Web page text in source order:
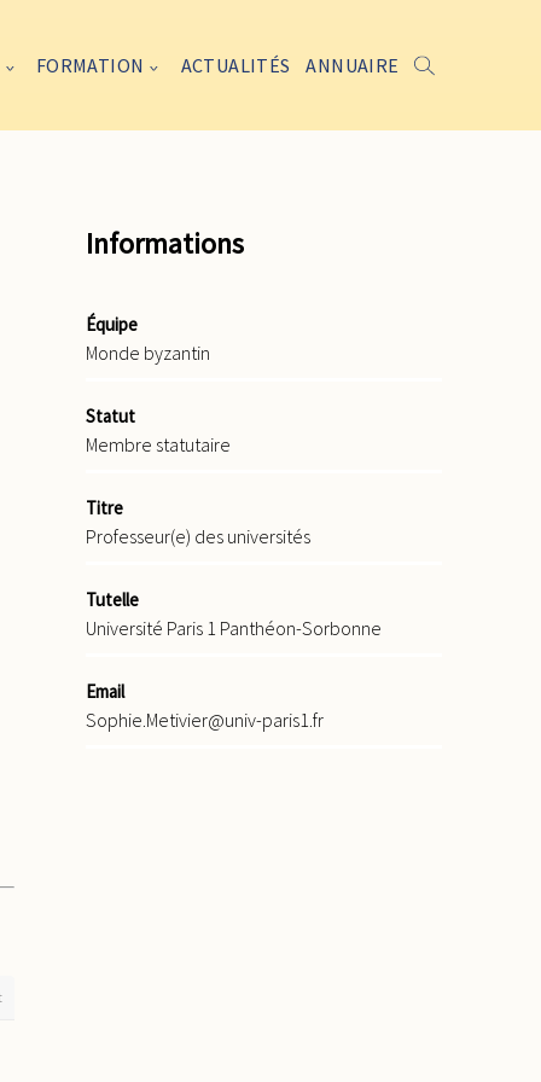
FORMATION ACTUALITÉS ANNUAIRE
Informations
Équipe
Monde byzantin
Statut
Membre statutaire
Titre
Professeur(e) des universités
Tutelle
Université Paris 1 Panthéon-Sorbonne
Email
Sophie.Metivier@univ-paris1.fr